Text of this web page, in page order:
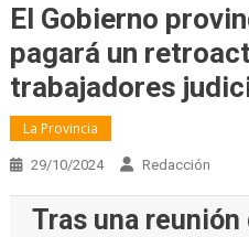
El Gobierno
pagará un
trabajadores
La Provincia
29/10/2024 Redacción
Tras una reunión